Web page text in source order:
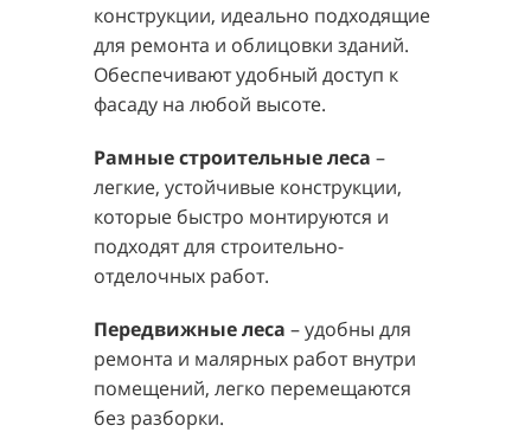
конструкции, идеально подходящие
для ремонта и облицовки зданий.
Обеспечивают удобный доступ к
фасаду на любой высоте.
Рамные строительные леса –
легкие, устойчивые конструкции,
которые быстро монтируются и
подходят для строительно-
отделочных работ.
Передвижные леса – удобны для
ремонта и малярных работ внутри
помещений, легко перемещаются
без разборки.